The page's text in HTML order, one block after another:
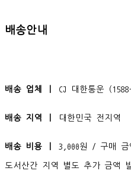
배송안내
배송 업체 ㅣ CJ 대한통운
배송 지역 ㅣ 대한민국 전지역
배송 비용 ㅣ 3,000원 / 구매 금
도서산간 지역 별도 추가 금액